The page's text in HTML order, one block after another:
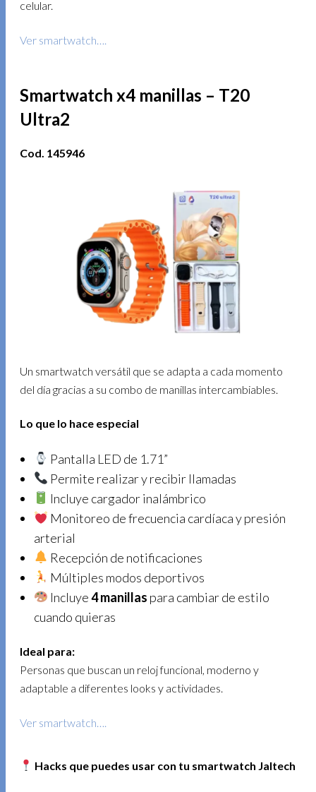
celular.
Ver smartwatch….
Smartwatch x4 manillas – T20
Ultra2
Cod. 145946
Un smartwatch versátil que se adapta a cada momento
del día gracias a su combo de manillas intercambiables.
Lo que lo hace especial
Pantalla LED de 1.71”
Permite realizar y recibir llamadas
Incluye cargador inalámbrico
Monitoreo de frecuencia cardíaca y presión
arterial
Recepción de notificaciones
Múltiples modos deportivos
Incluye4 manillas para cambiar de estilo
cuando quieras
Ideal para:
Personas que buscan un reloj funcional, moderno y
adaptable a diferentes looks y actividades.
Ver smartwatch….
Hacks que puedes usar con tu smartwatch Jaltech